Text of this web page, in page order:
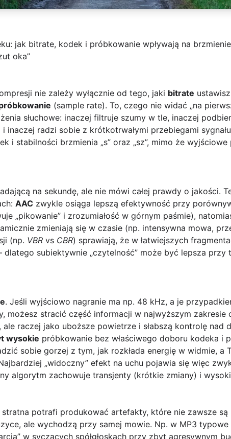
jak bitrate, kodek i próbkowanie wpływają na
oka”
nie zależy wyłącznie od tego, jaki bitrate
(sample rate). To, czego nie widać „na
słuchowe: inaczej filtruje szumy w tle, inaczej
radzi sobie z krótkotrwałymi przebiegami
i stabilności brzmienia „s” oraz „sz”, mimo że
na sekundę, ale nie mówi całej prawdy o jakości.
AAC zwykle osiąga lepszą efektywność przy
„pikowanie” i zrozumiałość w górnym paśmie),
zmieniają się w czasie (np. intensywna mowa,
(np. VBR vs CBR) sprawiają, że w łatwiejszych
subiektywnie „czytelność” może być lepsza przy
. Jeśli wyjściowo nagranie ma np. 48 kHz, a je
możesz stracić część informacji w najwyższym zakresie
ale raczej jako uboższe powietrze i słabszą kontrolę nad
wysokie próbkowanie bez właściwego doboru kodeka i
sobie gorzej z tym, jak rozkłada energię w widmie, a
„widoczny” efekt na uchu pojawia się więc
algorytm zachowuje transjenty (krótkie zmiany) i
potrafi produkować artefakty, które nie zawsze są
ale wychodzą przy samej mowie. Np. w MP3 typowe
w syczących spółgłoskach przy zbyt agresywnym